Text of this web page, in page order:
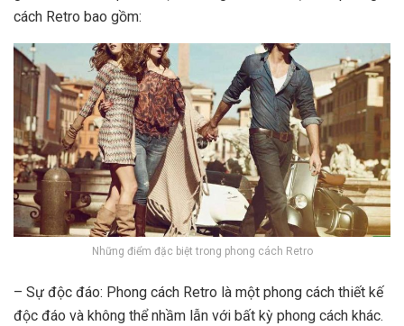
cách Retro bao gồm:
Những điểm đặc biệt trong phong cách Retro
– Sự độc đáo: Phong cách Retro là một phong cách thiết kế
độc đáo và không thể nhầm lẫn với bất kỳ phong cách khác.